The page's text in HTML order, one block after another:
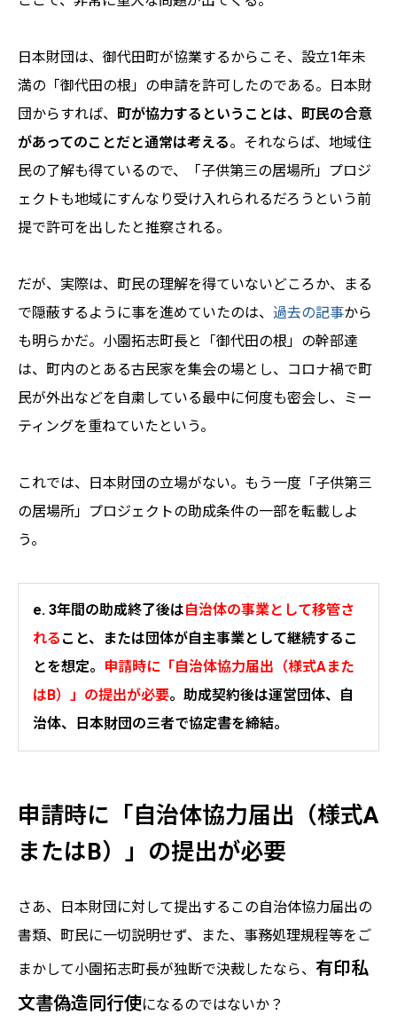
日本財団は、御代田町が協業するからこそ、設立1年未
満の「御代田の根」の申請を許可したのである。日本財
団からすれば、
町が協力するということは、町民の合意
があってのことだと通常は考える。それならば、地域住
民の了解も得ているので、「子供第三の居場所」プロジ
ェクトも地域にすんなり受け入れられるだろうという前
提で許可を出したと推察される。
だが、実際は、町民の理解を得ていないどころか、まる
で隠蔽するように事を進めていたのは、 過去の記事から
も明らかだ。小園拓志町長と「御代田の根」の幹部達
は、町内のとある古民家を集会の場とし、コロナ禍で町
民が外出などを自粛している最中に何度も密会し、ミー
ティングを重ねていたという。
これでは、日本財団の立場がない。もう一度「子供第三
の居場所」プロジェクトの助成条件の一部を転載しよ
う。
e. 3年間の助成終了後は自治体の事業として移管さ
れる こと、または団体が自主事業として継続するこ
とを想定。 申請時に「自治体協力届出（様式Aまた
はB）」の提出が必要。助成契約後は運営団体、自
治体、日本財団の三者で協定書を締結。
申請時に「自治体協力届出（様式A
またはB）」の提出が必要
さあ、日本財団に対して提出するこの自治体協力届出の
書類、町民に一切説明せず、また、事務処理規程等をご
まかして小園拓志町長が独断で決裁したなら、 有印私
文書偽造同行使になるのではないか？